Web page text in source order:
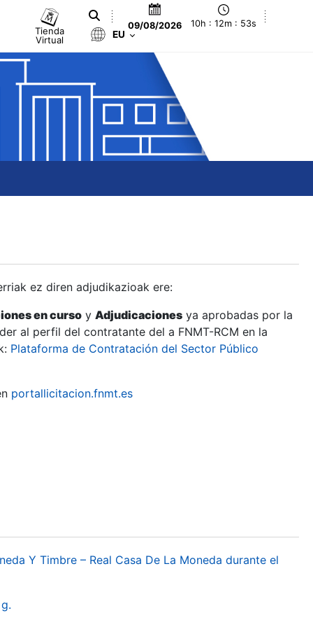
Tienda
Virtual
09/08/2026 10h : 12m : 53s
EU
ez diren adjudikazioak ere:
en curso y Adjudicaciones ya aprobadas por la
al perfil del contratante del a FNMT-RCM en la
Plataforma de Contratación del Sector Público
portallicitacion.fnmt.es
Y Timbre – Real Casa De La Moneda durante el